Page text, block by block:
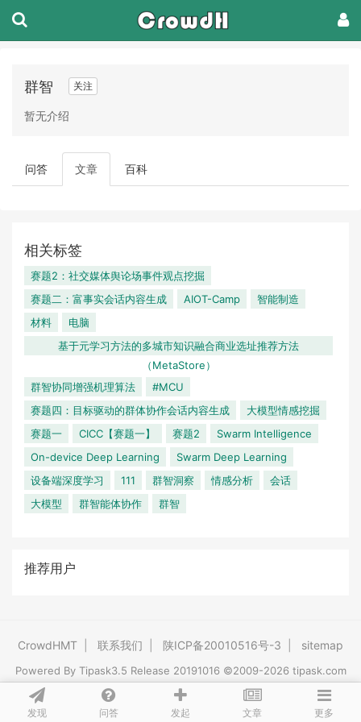
发现 问答 发起 文章 更多
群智 关注
暂无介绍
问答 文章 百科
相关标签
赛题2：社交媒体舆论场事件观点挖掘
赛题二：富事实会话内容生成
AIOT-Camp
智能制造
材料
电脑
基于元学习方法的多城市知识融合商业选址推荐方法
（MetaStore）
群智协同增强机理算法
#MCU
赛题四：目标驱动的群体协作会话内容生成
大模型情感挖掘
赛题一
CICC【赛题一】 赛题2
Swarm Intelligence
On-device Deep Learning
Swarm Deep Learning
设备端深度学习
111 群智洞察 情感分析
会话
大模型
群智能体协作 群智
推荐用户
CrowdHMT 联系我们 陕ICP备20010516号-3 sitemap
Powered By Tipask3.5 Release 20191016 ©2009-2026 tipask.com